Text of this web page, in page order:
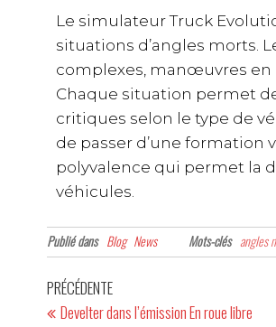
Le simulateur Truck
situations d’angles morts.
complexes, manœuvres en
Chaque situation permet
critiques selon le type de
de passer d’une formation
polyvalence qui permet la
véhicules.
Publié dans Blog News Mots-clés angles
PRÉCÉDENTE
Develter dans l’émission En roue libre